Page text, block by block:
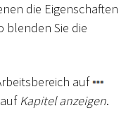
die Eigenschaften
blenden Sie die
auf
Kapitel anzeigen.